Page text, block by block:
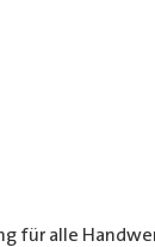
für alle